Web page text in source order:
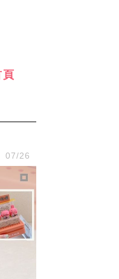
頁
07/26